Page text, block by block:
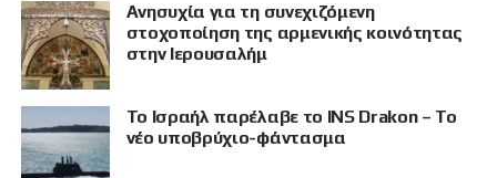
Ανησυχία για τη συνεχιζόμενη
στοχοποίηση της αρμενικής κοινότητας
στην Ιερουσαλήμ
Το Ισραήλ παρέλαβε το INS Drakon – Το
νέο υποβρύχιο-φάντασμα